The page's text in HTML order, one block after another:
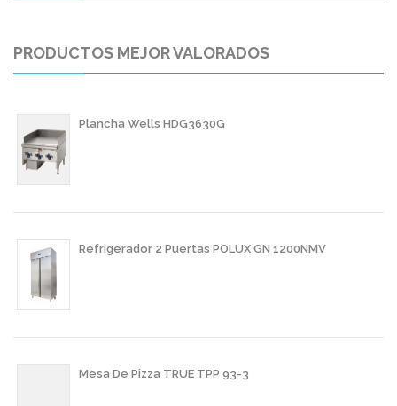
PRODUCTOS MEJOR VALORADOS
Plancha Wells HDG3630G
Refrigerador 2 Puertas POLUX GN 1200NMV
Mesa De Pizza TRUE TPP 93-3